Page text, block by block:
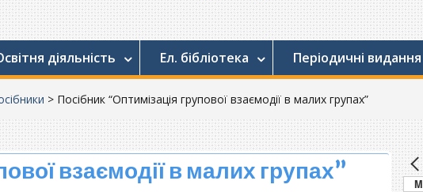
діяльність Ел. бібліотека Періодичні видання
> Посібник “Оптимізація групової взаємодії в малих групах”
взаємодії в малих групах” M